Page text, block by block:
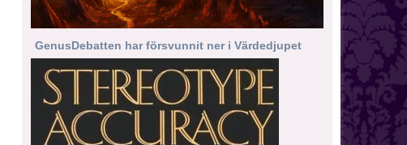
GenusDebatten har försvunnit ner i Värdedjupet